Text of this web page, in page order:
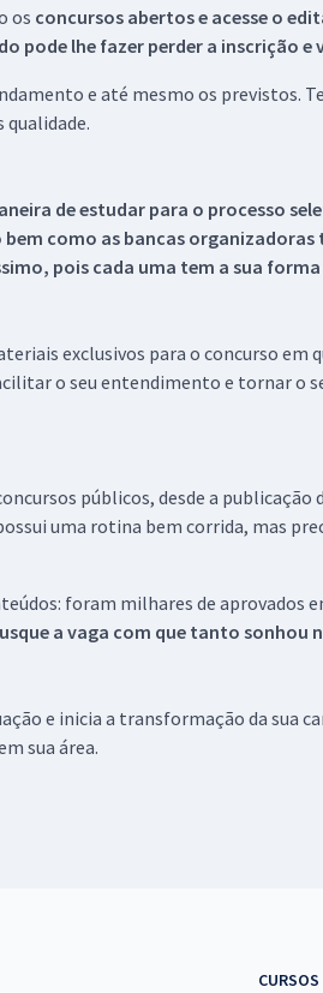
os concursos abertos e acesse o
pode lhe fazer perder a inscrição e
e até mesmo os previstos.
de estudar para o processo
como as bancas
pois cada uma tem a sua
exclusivos para o concurso
o seu entendimento e tornar o
públicos, desde a
uma rotina bem corrida, mas
foram milhares de aprovados
a vaga com que tanto sonhou
e inicia a transformação da sua
sua área.